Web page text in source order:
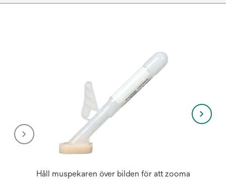
Håll muspekaren över bilden för att zooma